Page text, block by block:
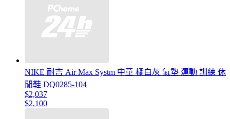
NIKE 耐吉 Air Max Systm 中童 橘白灰 氣墊 運動 訓練 休
閒鞋 DQ0285-104
$2,037
$2,100